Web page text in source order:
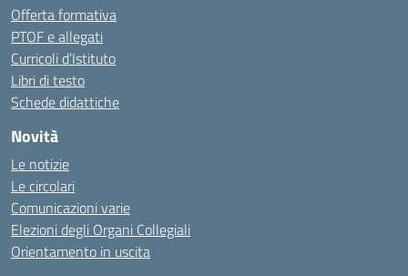
Offerta formativa
PTOF e allegati
Curricoli d’Istituto
Libri di testo
Schede didattiche
Novità
Le notizie
Le circolari
Comunicazioni varie
Elezioni degli Organi Collegiali
Orientamento in uscita